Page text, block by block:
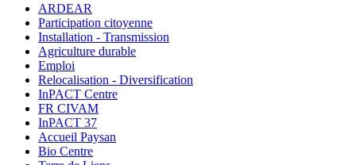
ARDEAR
Participation citoyenne
Installation - Transmission
Agriculture durable
Emploi
Relocalisation - Diversification
InPACT Centre
FR CIVAM
InPACT 37
Accueil Paysan
Bio Centre